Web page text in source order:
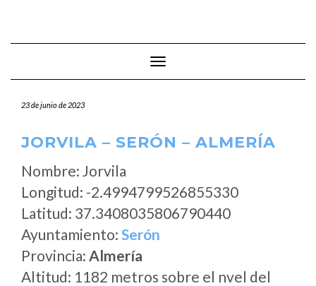
Cambiar modo de navegación
23 de junio de 2023
JORVILA – SERÓN – ALMERÍA
Nombre: Jorvila
Longitud: -2.4994799526855330
Latitud: 37.3408035806790440
Ayuntamiento: Serón
Provincia: Almería
Altitud: 1182 metros sobre el nvel del